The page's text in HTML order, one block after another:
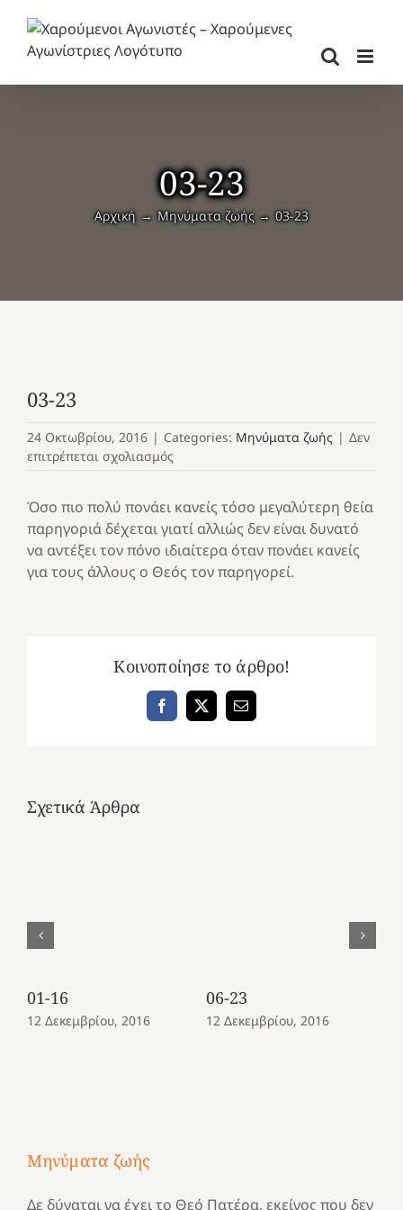
περιεχόμενο
03-23
Αρχική Μηνύματα ζωής 03-23
03-23
24 Οκτωβρίου, 2016 | Categories: Μηνύματα ζωής | Δεν
επιτρέπεται σχολιασμός
Όσο πιο πολύ πονάει κανείς τόσο μεγαλύτερη θεία
παρηγοριά δέχεται γιατί αλλιώς δεν είναι δυνατό
να αντέξει τον πόνο ιδιαίτερα όταν πονάει κανείς
για τους άλλους ο Θεός τον παρηγορεί.
Κοινοποίησε το άρθρο!
Facebook
X Email
Σχετικά Άρθρα
01-16
12 Δεκεμβρίου, 2016
06-23
12 Δεκεμβρίου, 2016
Μηνύματα ζωής
Δε δύναται να έχει το Θεό Πατέρα, εκείνος που δεν